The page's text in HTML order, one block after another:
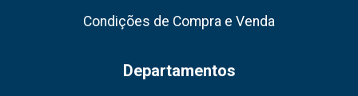
Condições de Compra e Venda
Departamentos